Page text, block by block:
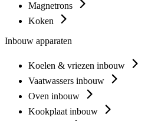
Magnetrons
Koken
Inbouw apparaten
Koelen & vriezen inbouw
Vaatwassers inbouw
Oven inbouw
Kookplaat inbouw